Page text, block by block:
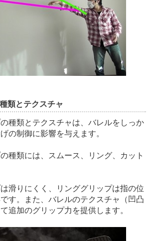
類とテクスチャ
種類とテクスチャは、バレルをしっか
の制御に影響を与えます。
種類には、スムース、リング、カット
滑りにくく、リンググリップは指の位
す。また、バレルのテクスチャ（凹凸
追加のグリップ力を提供します。